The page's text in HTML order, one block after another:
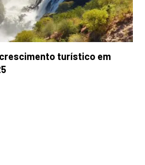
turístico em